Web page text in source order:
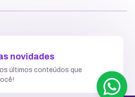
novidades
últimos conteúdos que